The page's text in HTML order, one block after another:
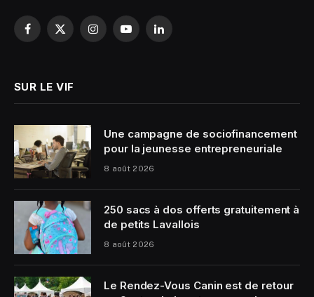
Facebook
X
InstagramYouTubeLinkedIn
SUR LE VIF
Une campagne de sociofinancement
pour la jeunesse entrepreneuriale
8 août 2026
250 sacs à dos offerts gratuitement à
de petits Lavallois
8 août 2026
Le Rendez-Vous Canin est de retour